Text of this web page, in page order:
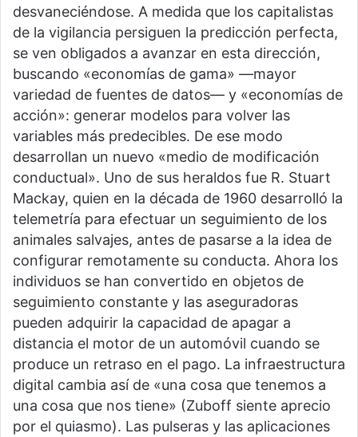
desvaneciéndose. A medida que los capitalistas
de la vigilancia persiguen la predicción perfecta,
se ven obligados a avanzar en esta dirección,
buscando «economías de gama» —mayor
variedad de fuentes de datos— y «economías de
acción»: generar modelos para volver las
variables más predecibles. De ese modo
desarrollan un nuevo «medio de modificación
conductual». Uno de sus heraldos fue R. Stuart
Mackay, quien en la década de 1960 desarrolló la
telemetría para efectuar un seguimiento de los
animales salvajes, antes de pasarse a la idea de
configurar remotamente su conducta. Ahora los
individuos se han convertido en objetos de
seguimiento constante y las aseguradoras
pueden adquirir la capacidad de apagar a
distancia el motor de un automóvil cuando se
produce un retraso en el pago. La infraestructura
digital cambia así de «una cosa que tenemos a
una cosa que nos tiene» (Zuboff siente aprecio
por el quiasmo). Las pulseras y las aplicaciones